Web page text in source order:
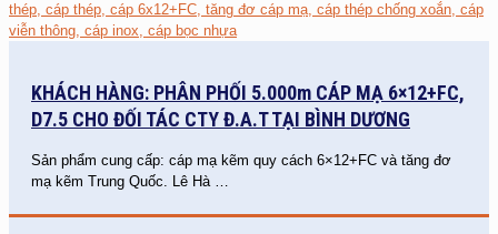
KHÁCH HÀNG: PHÂN PHỐI 5.000m CÁP MẠ 6×12+FC,
D7.5 CHO ĐỐI TÁC CTY Đ.A.T TẠI BÌNH DƯƠNG
Sản phẩm cung cấp: cáp mạ kẽm quy cách 6×12+FC và tăng đơ
mạ kẽm Trung Quốc. Lê Hà…